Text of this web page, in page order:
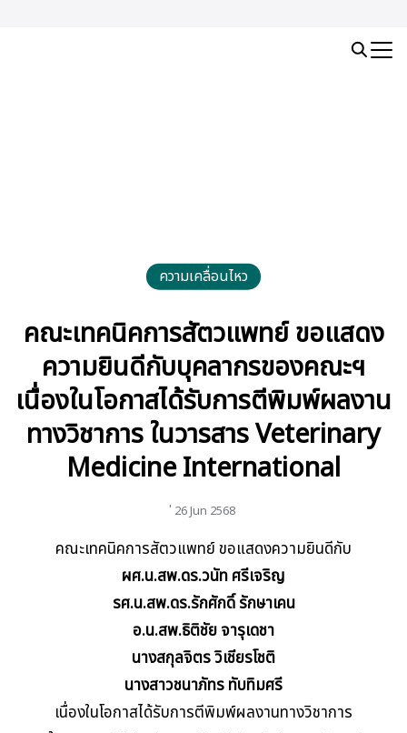
ความเคลื่อนไหว
คณะเทคนิคการสัตวแพทย์ ขอแสดง
ความยินดีกับบุคลากรของคณะฯ
เนื่องในโอกาสได้รับการตีพิมพ์ผลงาน
ทางวิชาการ ในวารสาร Veterinary
Medicine International
่ 26 Jun 2568
คณะเทคนิคการสัตวแพทย์ ขอแสดงความยินดีกับ
ผศ.น.สพ.ดร.วนัท ศรีเจริญ
รศ.น.สพ.ดร.รักศักดิ์ รักษาเคน
อ.น.สพ.ธิติชัย จารุเดชา
นางสกุลจิตร วิเชียรโชติ
นางสาวชนาภัทร ทับทิมศรี
เนื่องในโอกาสได้รับการตีพิมพ์ผลงานทางวิชาการ